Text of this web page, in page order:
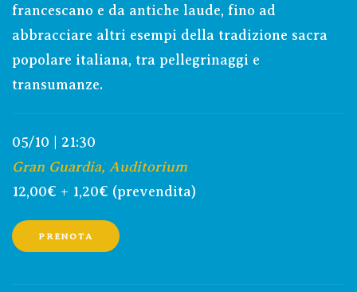
francescano e da antiche laude, fino ad
abbracciare altri esempi della tradizione sacra
popolare italiana, tra pellegrinaggi e
transumanze.
05/10 | 21:30
Gran Guardia, Auditorium
12,00€ + 1,20€ (prevendita)
PRENOTA